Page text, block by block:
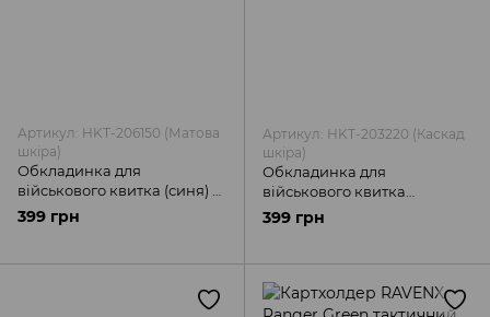
Артикул: HKT-206150 (Матова
шкіра)
Обкладинка для
військового квитка (синя) —
шкіряний захист документа
399 грн
Артикул: HKT-203220 (Каскад
шкіра)
Обкладинка для
військового квитка
(коричнева) — шкіряний
захист документа
399 грн